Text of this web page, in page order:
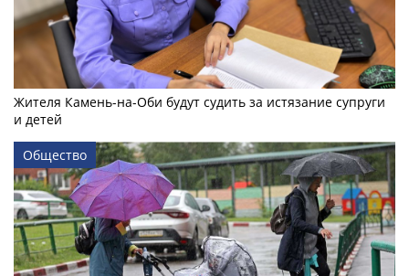
Жителя Камень-на-Оби будут судить за истязание супруги
и детей
Общество